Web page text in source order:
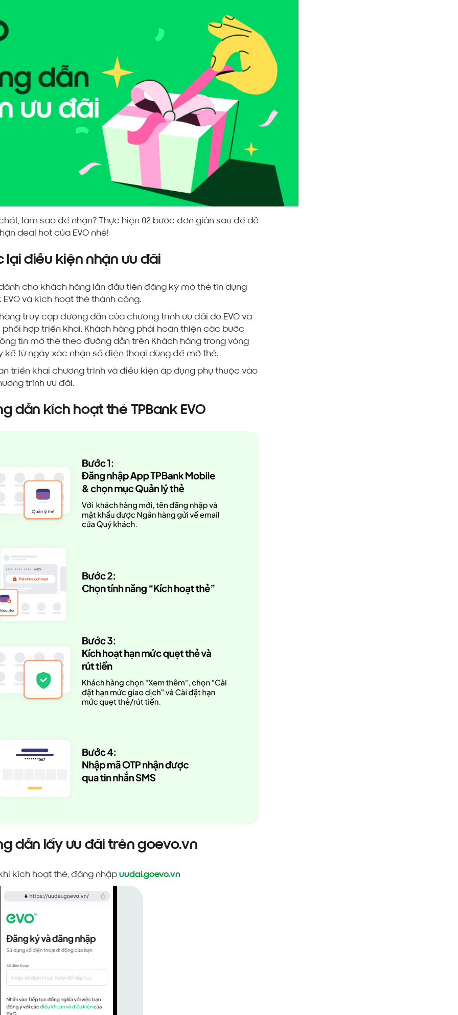
làm sao để nhận? Thực hiện 02 bước đơn giản sau để dễ
deal hot của EVO nhé!
lại điều kiện nhận ưu đãi
cho khách hàng lần đầu tiên đăng ký mở thẻ tín dụng
EVO và kích hoạt thẻ thành công.
truy cập đường dẫn của chương trình ưu đãi do EVO và
hợp triển khai. Khách hàng phải hoàn thiện các bước
tin mở thẻ theo đường dẫn trên Khách hàng trong vòng
kể từ ngày xác nhận số điện thoại dùng để mở thẻ.
triển khai chương trình và điều kiện áp dụng phụ thuộc vào
trình ưu đãi.
dẫn kích hoạt thẻ TPBank EVO
dẫn lấy ưu đãi trên goevo.vn
kích hoạt thẻ, đăng nhậpuudai.goevo.vn